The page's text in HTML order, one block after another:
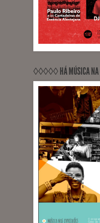
◊◊◊◊◊ HÁ MÚSICA NA